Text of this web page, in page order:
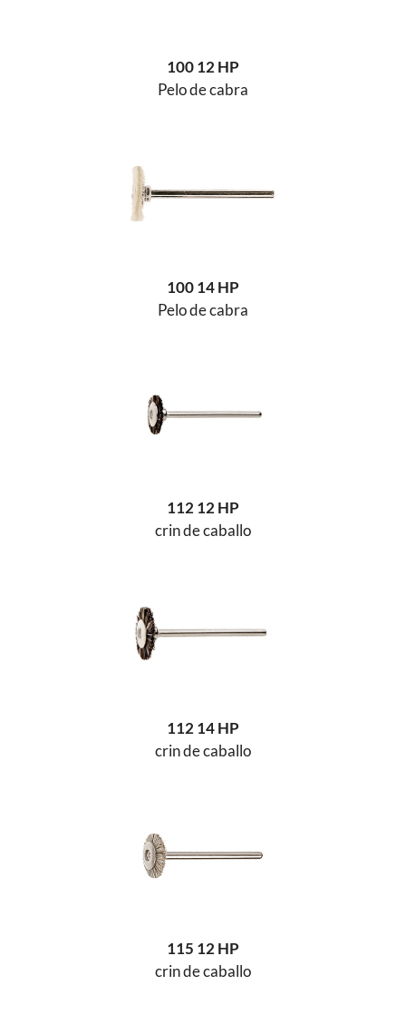
100 12 HP
Pelo de cabra
100 14 HP
Pelo de cabra
112 12 HP
crin de caballo
112 14 HP
crin de caballo
115 12 HP
crin de caballo